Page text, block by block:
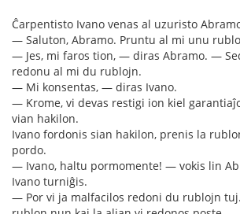
Ĉarpentisto Ivano venas al uzuristo
— Saluton, Abramo. Pruntu al mi unu
— Jes, mi faros tion, — diras Abramo. —
redonu al mi du rublojn.
— Mi konsentas, — diras Ivano.
— Krome, vi devas restigi ion kiel
vian hakilon.
Ivano fordonis sian hakilon, prenis la
pordo.
— Ivano, haltu pormomente! — vokis lin
Ivano turniĝis.
— Por vi ja malfacilos redoni du rublojn